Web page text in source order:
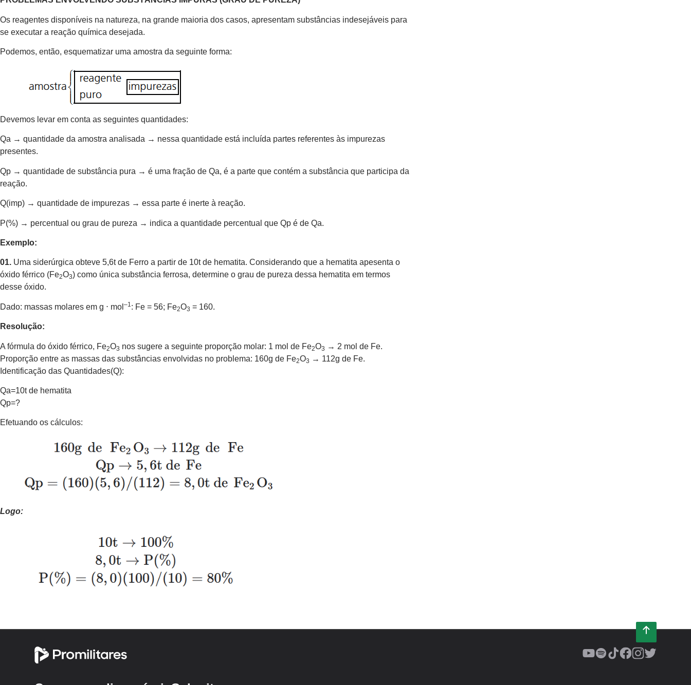
Os reagentes disponíveis na natureza, na grande maioria dos casos, apresentam substâncias indesejáveis para
se executar a reação química desejada.
Podemos, então, esquematizar uma amostra da seguinte forma:
Devemos levar em conta as seguintes quantidades:
Qa → quantidade da amostra analisada → nessa quantidade está incluída partes referentes às impurezas
presentes.
Qp → quantidade de substância pura → é uma fração de Qa, é a parte que contém a substância que participa da
reação.
Q(imp) → quantidade de impurezas → essa parte é inerte à reação.
P(%) → percentual ou grau de pureza → indica a quantidade percentual que Qp é de Qa.
Exemplo:
01. Uma siderúrgica obteve 5,6t de Ferro a partir de 10t de hematita. Considerando que a hematita apesenta o
óxido férrico (Fe2O3) como única substância ferrosa, determine o grau de pureza dessa hematita em termos
desse óxido.
Dado: massas molares em g ⋅ mol –1 : Fe = 56; Fe2O3 = 160.
Resolução:
A fórmula do óxido férrico, Fe2O3 nos sugere a seguinte proporção molar: 1 mol de Fe2O3 → 2 mol de Fe.
Proporção entre as massas das substâncias envolvidas no problema: 160g de Fe2O3 → 112g de Fe.
Identificação das Quantidades(Q):
Qa=10t de hematita
Qp=?
Efetuando os cálculos:
Logo: